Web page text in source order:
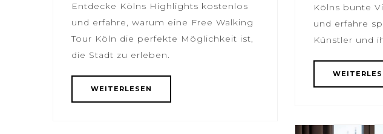
Entdecke Kölns Highlights kostenlos
und erfahre, warum eine Free Walking
Tour Köln die perfekte Möglichkeit ist,
die Stadt zu erleben.
WEITERLESEN
Kölns bunte
und erfahre
Künstler und